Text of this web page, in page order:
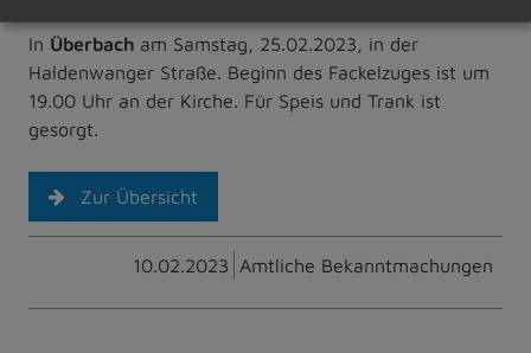
In Überbach am Samstag, 25.02.2023, in der
Haldenwanger Straße. Beginn des Fackelzuges ist um
19.00 Uhr an der Kirche. Für Speis und Trank ist
gesorgt.
Zur Übersicht
10.02.2023 Amtliche Bekanntmachungen